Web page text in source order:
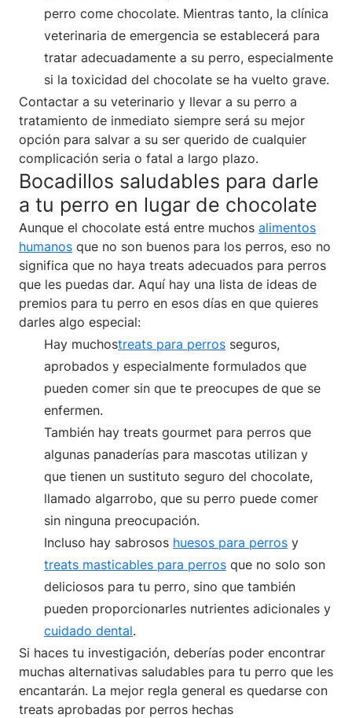
perro come chocolate. Mientras tanto, la clínica
veterinaria de emergencia se establecerá para
tratar adecuadamente a su perro, especialmente
si la toxicidad del chocolate se ha vuelto grave.
Contactar a su veterinario y llevar a su perro a
tratamiento de inmediato siempre será su mejor
opción para salvar a su ser querido de cualquier
complicación seria o fatal a largo plazo.
Bocadillos saludables para darle
a tu perro en lugar de chocolate
Aunque el chocolate está entre muchos alimentos
humanos que no son buenos para los perros, eso no
significa que no haya treats adecuados para perros
que les puedas dar. Aquí hay una lista de ideas de
premios para tu perro en esos días en que quieres
darles algo especial:
Hay muchostreats para perros seguros,
aprobados y especialmente formulados que
pueden comer sin que te preocupes de que se
enfermen.
También hay treats gourmet para perros que
algunas panaderías para mascotas utilizan y
que tienen un sustituto seguro del chocolate,
llamado algarrobo, que su perro puede comer
sin ninguna preocupación.
Incluso hay sabrosos huesos para perros y
treats masticables para perros que no solo son
deliciosos para tu perro, sino que también
pueden proporcionarles nutrientes adicionales y
cuidado dental.
Si haces tu investigación, deberías poder encontrar
muchas alternativas saludables para tu perro que les
encantarán. La mejor regla general es quedarse con
treats aprobadas por perros hechas